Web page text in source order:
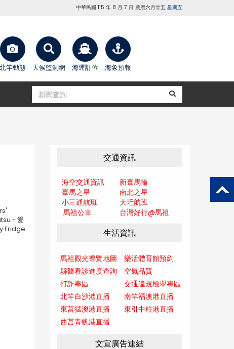
中華民國 115 年 8 月 7 日 農曆六月廿五 星期五
北竿動態 天候監測網 海運訂位 海象預報
- 愛
Fridge
交通資訊
海空交通資訊
新臺馬輪
臺馬之星
南北之星
小三通航班
大坵航班
馬祖公車
台灣好行@馬祖
生活資訊
馬祖觀光導覽地圖
樂活體育館預約
縣醫看診進度查詢
空氣品質
打詐專區
交通違規檢舉專區
北竿白沙港直播
南竿福澳港直播
東莒猛澳港直播
東引中柱港直播
西莒青帆港直播
文宣廣告連結